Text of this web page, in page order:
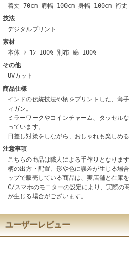
着丈 70cm 肩幅 100cm 身幅 100cm 裄丈
技法
デジタルプリント
素材
本体 ﾚｰﾖﾝ 100% 別布 綿 100%
その他
UVカット
商品仕様
インドの伝統技法や柄をプリントした、薄
ィガン。
ミラーワークやコインチャーム、タッセル
っています。
日差し対策をしながら、おしゃれも楽しめ
注意事項
こちらの商品は職人による手作りとなりま
柄の出方・配置、形や色に誤差が生じる場
ップで販売している商品は、実店舗と在庫
C/スマホのモニターの設定により、実際の
が生じる場合がございます。
ユーザーレビュー